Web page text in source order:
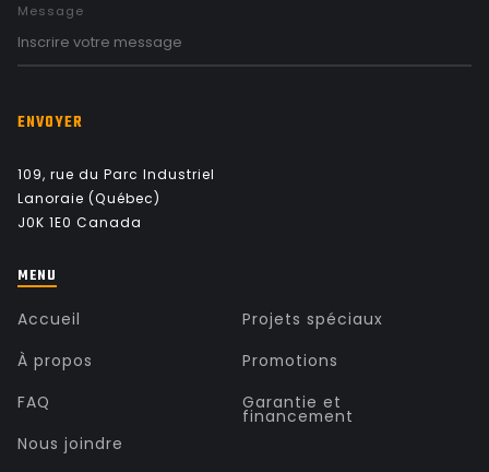
Message
ENVOYER
109, rue du Parc Industriel
Lanoraie (Québec)
J0K 1E0 Canada
MENU
Accueil
À propos
FAQ
Nous joindre
Projets spéciaux
Promotions
Garantie et
financement